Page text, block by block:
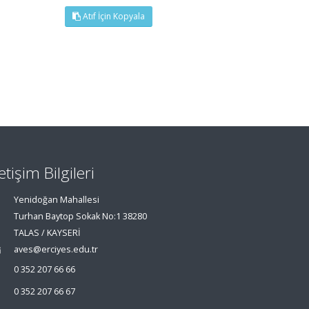
Atıf İçin Kopyala
Bilgileri
Yenidoğan Mahallesi
Turhan Baytop Sokak No:1 38280
TALAS / KAYSERİ
aves@erciyes.edu.tr
0 352 207 66 66
0 352 207 66 67